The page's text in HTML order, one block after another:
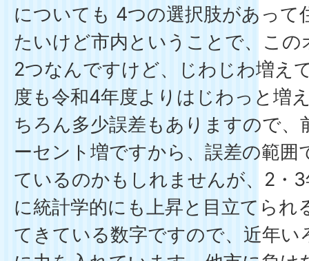
についても 4つの選択肢があって
たいけど市内ということで、こ
2つなんですけど、じわじわ増え
度も令和4年度よりはじわっと増
ちろん多少誤差もありますので、
ーセント増ですから、誤差の範囲
ているのかもしれませんが、2・
に統計学的にも上昇と目立てら
てきている数字ですので、近年い